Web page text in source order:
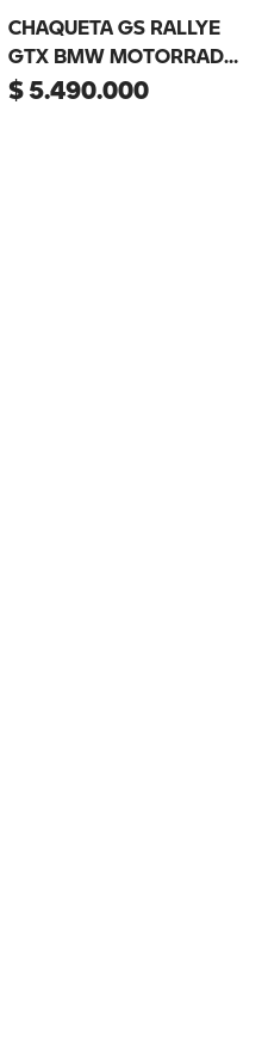
CHAQUETA GS RALLYE
GTX BMW MOTORRAD
HOMBRE
$5.490.000